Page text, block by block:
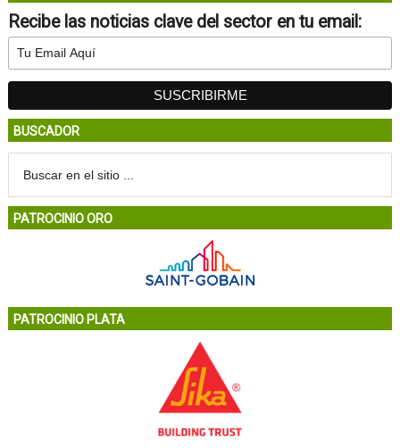
Recibe las noticias clave del sector en tu email:
BUSCADOR
PATROCINIO ORO
PATROCINIO PLATA